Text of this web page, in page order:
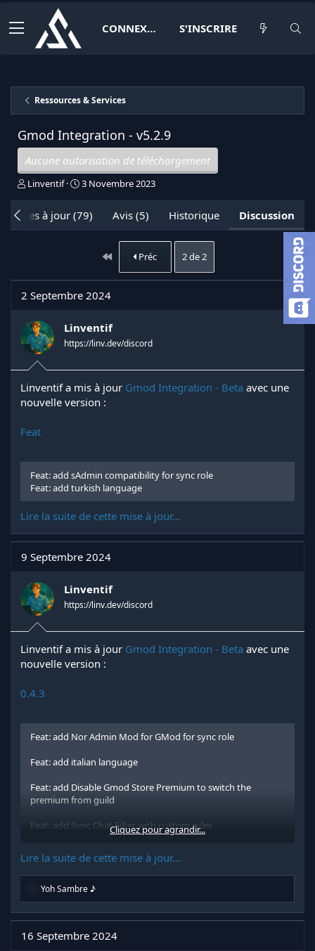
CONNEXION S'INSCRIRE
Ressources & Services
Gmod Integration - v5.2.9
Aucune autorisation de téléchargement
I
i
u
e
l
a
i
s
c
s
o
n
Linventif
D
e
d
b
u
3 Novembre 2023
Mises à jour (79) Avis (5) Historique Discussion
PremierPréc 2 de 2
2 Septembre 2024
Linventif
https://linv.dev/discord
Linventif a mis à jour Gmod Integration - Beta avec une
nouvelle version :
Feat
Feat: add sAdmin compatibility for sync role
Feat: add turkish language
Lire la suite de cette mise à jour...
9 Septembre 2024
Linventif
https://linv.dev/discord
Linventif a mis à jour Gmod Integration - Beta avec une
nouvelle version :
0.4.3
Feat: add Nor Admin Mod for GMod for sync role
Feat: add italian language
Feat: add Disable Gmod Store Premium to switch the
premium from guild
Feat: add Sync Chat Filter with custom rules
Regarde la pièce jointe 72727
Regarde la pièce jointe 72728
Cliquez pour agrandir...
Lire la suite de cette mise à jour...
R
a
c
t
i
Yoh Sambre ♪
16 Septembre 2024